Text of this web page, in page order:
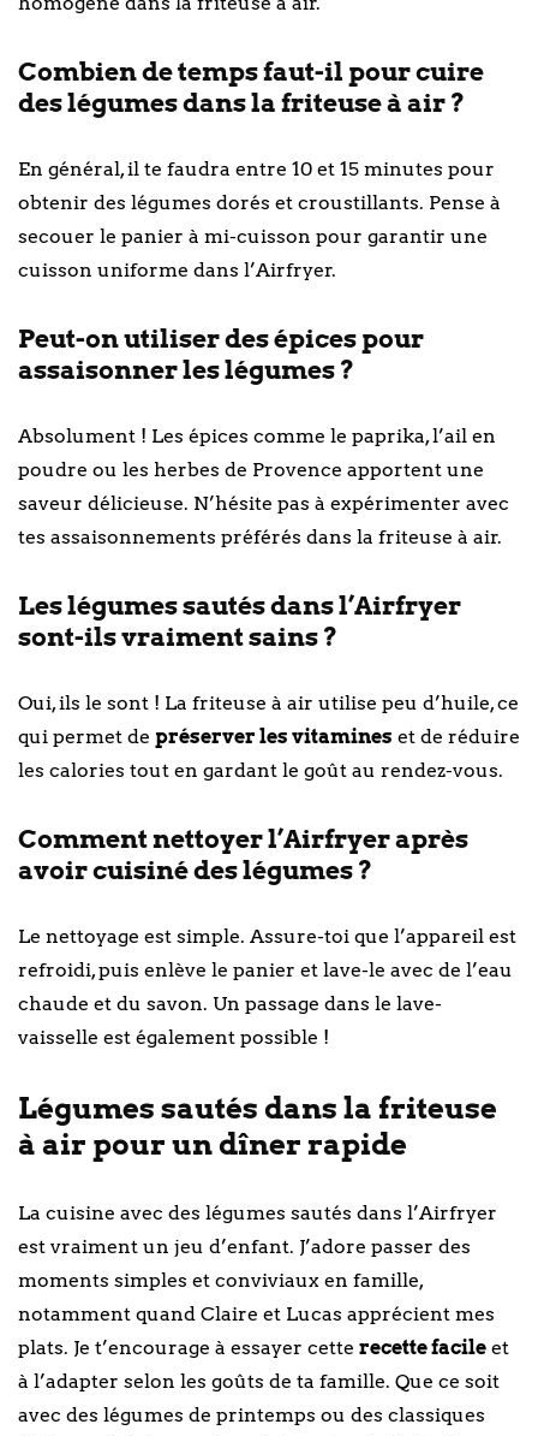
Combien de temps faut-il pour cuire
des légumes dans la friteuse à air ?
En général, il te faudra entre 10 et 15 minutes pour
obtenir des légumes dorés et croustillants. Pense à
secouer le panier à mi-cuisson pour garantir une
cuisson uniforme dans l’Airfryer.
Peut-on utiliser des épices pour
assaisonner les légumes ?
Absolument ! Les épices comme le paprika, l’ail en
poudre ou les herbes de Provence apportent une
saveur délicieuse. N’hésite pas à expérimenter avec
tes assaisonnements préférés dans la friteuse à air.
Les légumes sautés dans l’Airfryer
sont-ils vraiment sains ?
Oui, ils le sont ! La friteuse à air utilise peu d’huile, ce
qui permet de préserver les vitamines et de réduire
les calories tout en gardant le goût au rendez-vous.
Comment nettoyer l’Airfryer après
avoir cuisiné des légumes ?
Le nettoyage est simple. Assure-toi que l’appareil est
refroidi, puis enlève le panier et lave-le avec de l’eau
chaude et du savon. Un passage dans le lave-
vaisselle est également possible !
Légumes sautés dans la friteuse
à air pour un dîner rapide
La cuisine avec des légumes sautés dans l’Airfryer
est vraiment un jeu d’enfant. J’adore passer des
moments simples et conviviaux en famille,
notamment quand Claire et Lucas apprécient mes
plats. Je t’encourage à essayer cette recette facile et
à l’adapter selon les goûts de ta famille. Que ce soit
avec des légumes de printemps ou des classiques